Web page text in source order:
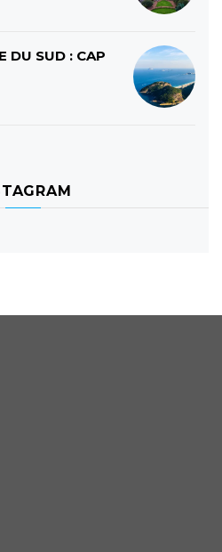
DU SUD : CAP